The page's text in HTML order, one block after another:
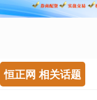
恒正网 相关话题